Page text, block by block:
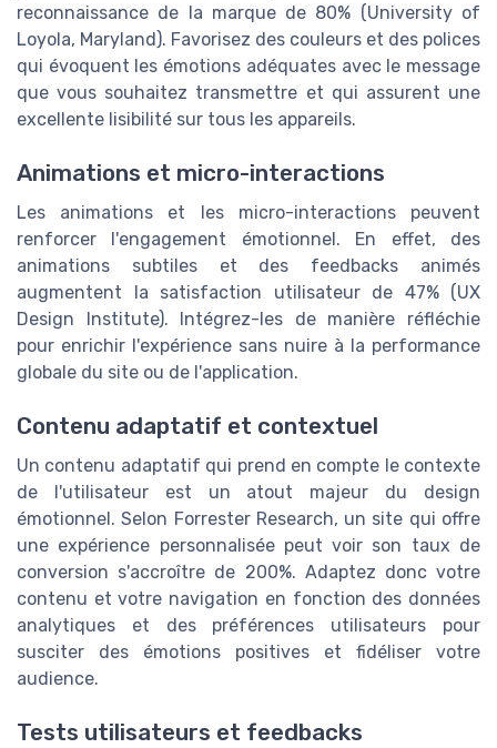
reconnaissance de la marque de 80% (University of
Loyola, Maryland). Favorisez des couleurs et des polices
qui évoquent les émotions adéquates avec le message
que vous souhaitez transmettre et qui assurent une
excellente lisibilité sur tous les appareils.
Animations et micro-interactions
Les animations et les micro-interactions peuvent
renforcer l'engagement émotionnel. En effet, des
animations subtiles et des feedbacks animés
augmentent la satisfaction utilisateur de 47% (UX
Design Institute). Intégrez-les de manière réfléchie
pour enrichir l'expérience sans nuire à la performance
globale du site ou de l'application.
Contenu adaptatif et contextuel
Un contenu adaptatif qui prend en compte le contexte
de l'utilisateur est un atout majeur du design
émotionnel. Selon Forrester Research, un site qui offre
une expérience personnalisée peut voir son taux de
conversion s'accroître de 200%. Adaptez donc votre
contenu et votre navigation en fonction des données
analytiques et des préférences utilisateurs pour
susciter des émotions positives et fidéliser votre
audience.
Tests utilisateurs et feedbacks